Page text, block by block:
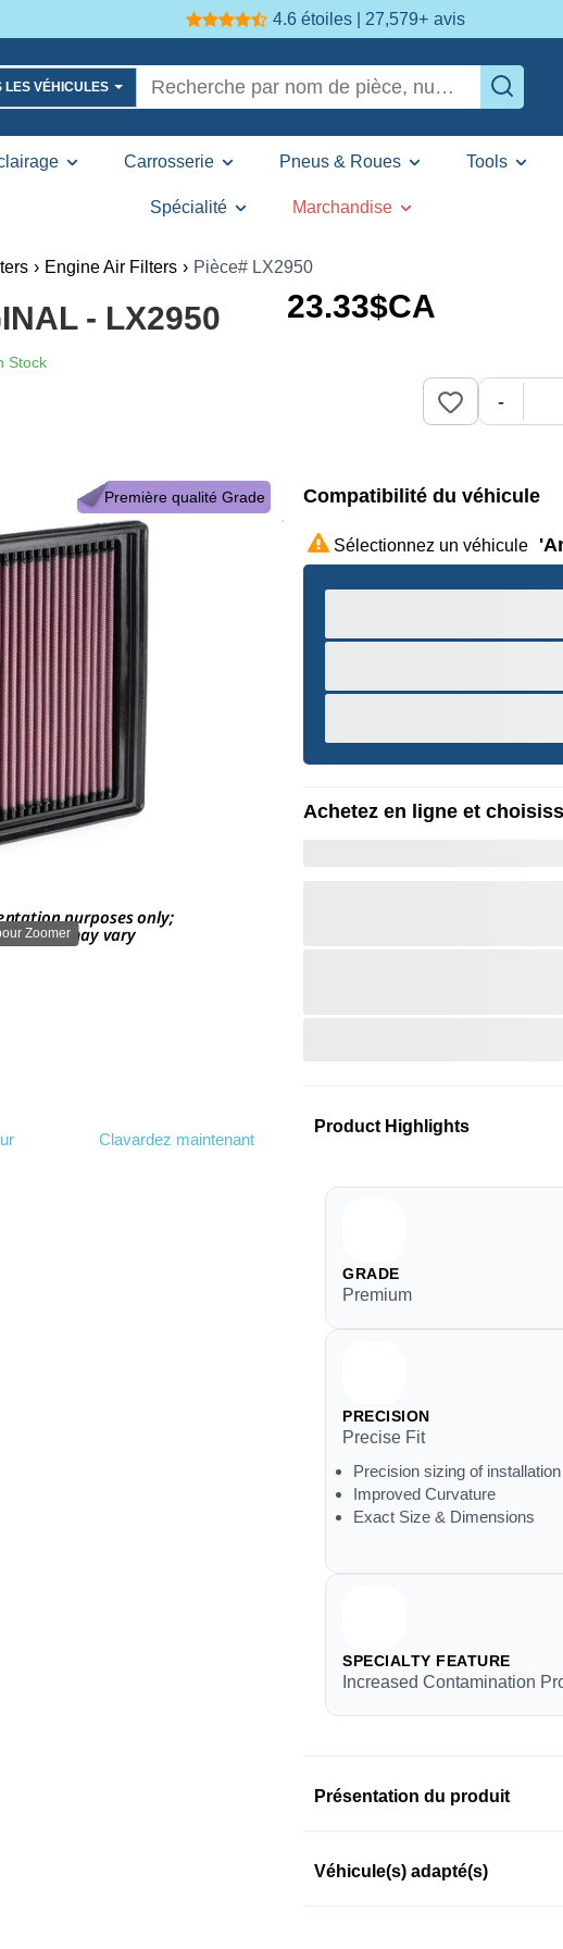
4.6 étoiles | 27,579+ avis
LES VÉHICULES
Carrosserie Pneus & Roues Tools
Spécialité Marchandise
› Engine Air Filters › Pièce# LX2950
- LX2950
Stock
23.33$CA
-
Première qualité Grade
Zoomer
Clavardez maintenant
Compatibilité du véhicule
Sélectionnez un véhicule
Achetez en ligne et
Product Highlights
GRADE
Premium
PRECISION
Precise Fit
Precision sizing of
Improved Curvature
Exact Size & Dimensions
SPECIALTY FEATURE
Increased Contamination
Présentation du produit
Véhicule(s) adapté(s)